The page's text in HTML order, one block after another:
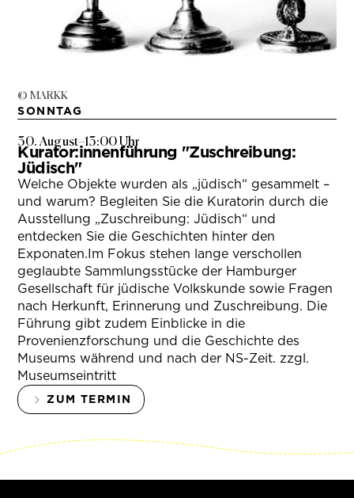
© MARKK
SONNTAG
30. August–13:00 Uhr
Kurator:innenführung "Zuschreibung:
Jüdisch"
Welche Objekte wurden als „jüdisch“ gesammelt –
und warum? Begleiten Sie die Kuratorin durch die
Ausstellung „Zuschreibung: Jüdisch“ und
entdecken Sie die Geschichten hinter den
Exponaten.Im Fokus stehen lange verschollen
geglaubte Sammlungsstücke der Hamburger
Gesellschaft für jüdische Volkskunde sowie Fragen
nach Herkunft, Erinnerung und Zuschreibung. Die
Führung gibt zudem Einblicke in die
Provenienzforschung und die Geschichte des
Museums während und nach der NS-Zeit. zzgl.
Museumseintritt
ZUM TERMIN